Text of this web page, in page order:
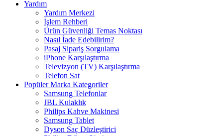
Yardım
Yardım Merkezi
İşlem Rehberi
Ürün Güvenliği Temas Noktası
Nasıl İade Edebilirim?
Pasaj Sipariş Sorgulama
iPhone Karşılaştırma
Televizyon (TV) Karşılaştırma
Telefon Sat
Popüler Marka Kategoriler
Samsung Telefonlar
JBL Kulaklık
Philips Kahve Makinesi
Samsung Tablet
Dyson Saç Düzleştirici